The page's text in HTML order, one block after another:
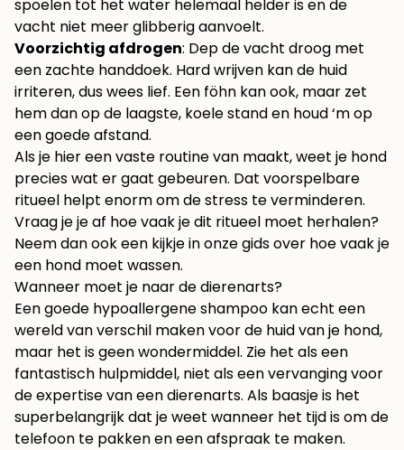
spoelen tot het water helemaal helder is en de
vacht niet meer glibberig aanvoelt.
Voorzichtig afdrogen: Dep de vacht droog met
een zachte handdoek. Hard wrijven kan de huid
irriteren, dus wees lief. Een föhn kan ook, maar zet
hem dan op de laagste, koele stand en houd ‘m op
een goede afstand.
Als je hier een vaste routine van maakt, weet je hond
precies wat er gaat gebeuren. Dat voorspelbare
ritueel helpt enorm om de stress te verminderen.
Vraag je je af hoe vaak je dit ritueel moet herhalen?
Neem dan ook een kijkje in onze gids over hoe vaak je
een hond moet wassen.
Wanneer moet je naar de dierenarts?
Een goede hypoallergene shampoo kan echt een
wereld van verschil maken voor de huid van je hond,
maar het is geen wondermiddel. Zie het als een
fantastisch hulpmiddel, niet als een vervanging voor
de expertise van een dierenarts. Als baasje is het
superbelangrijk dat je weet wanneer het tijd is om de
telefoon te pakken en een afspraak te maken.